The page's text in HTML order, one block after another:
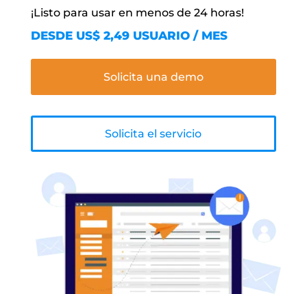
¡Listo para usar en menos de 24 horas!
DESDE US$ 2,49 USUARIO / MES
Solicita una demo
Solicita el servicio